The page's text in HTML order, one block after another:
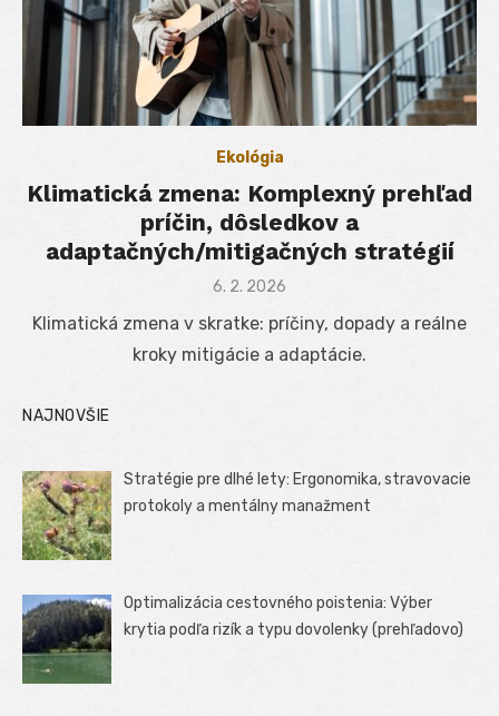
Ekológia
Klimatická zmena: Komplexný prehľad
príčin, dôsledkov a
adaptačných/mitigačných stratégií
Posted
6. 2. 2026
Klimatická zmena v skratke: príčiny, dopady a reálne
kroky mitigácie a adaptácie.
NAJNOVŠIE
Stratégie pre dlhé lety: Ergonomika, stravovacie
protokoly a mentálny manažment
Optimalizácia cestovného poistenia: Výber
krytia podľa rizík a typu dovolenky (prehľadovo)